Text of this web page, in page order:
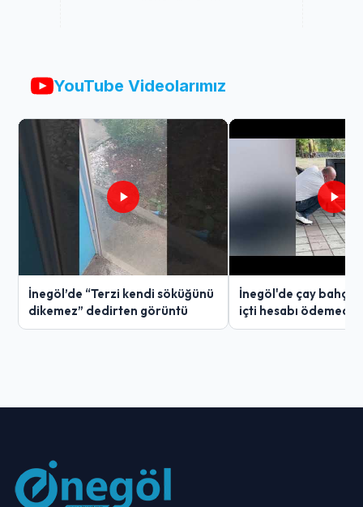
YouTube Videolarımız
İnegöl’de “Terzi kendi söküğünü
dikemez” dedirten görüntü
İnegöl'de çay
içti hesabı ödemedi